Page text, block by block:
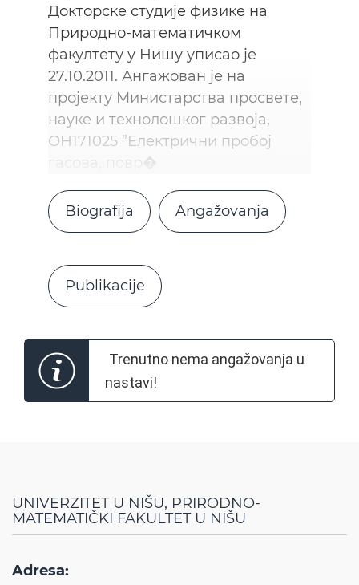
Докторске студије физике на
Природно-математичком
факултету у Нишу уписао је
27.10.2011. Ангажован је на
пројекту Министарства просвете,
науке и технолошког развоја,
ОН171025 ”Електрични пробој
гасова, повр�
Biografija Angažovanja
Publikacije
Trenutno nema angažovanja u
nastavi!
UNIVERZITET U NIŠU, PRIRODNO-
MATEMATIČKI FAKULTET U NIŠU
Adresa: